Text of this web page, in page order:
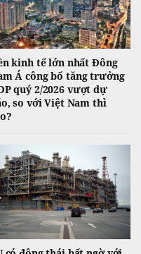
kinh tế lớn nhất Đông
Á công bố tăng trưởng
quý 2/2026 vượt dự
so với Việt Nam thì